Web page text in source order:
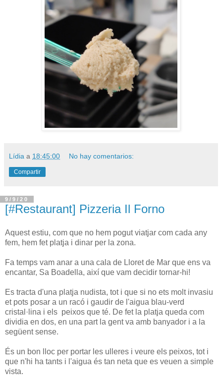
Lídia a 18:45:00 No hay comentarios:
Compartir
9/9/20
[#Restaurant] Pizzeria Il Forno
Aquest estiu, com que no hem pogut viatjar com cada any
fem, hem fet platja i dinar per la zona.
Fa temps vam anar a una cala de Lloret de Mar que ens va
encantar, Sa Boadella, així que vam decidir tornar-hi!
Es tracta d'una platja nudista, tot i que si no ets molt invasiu
et pots posar a un racó i gaudir de l'aigua blau-verd
cristal·lina i els peixos que té. De fet la platja queda com
dividia en dos, en una part la gent va amb banyador i a la
següent sense.
És un bon lloc per portar les ulleres i veure els peixos, tot i
que n'hi ha tants i l'aigua és tan neta que es veuen a simple
vista.